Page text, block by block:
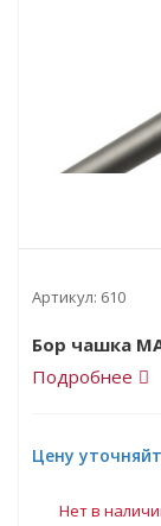
Артикул: 610
Бор чашка
Подробнее
Цену
Нет в